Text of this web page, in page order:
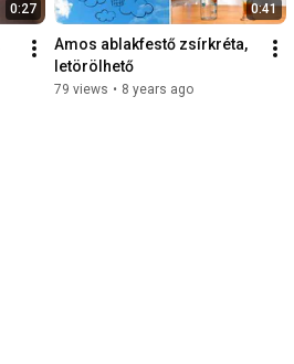
0:27 0:41
Amos ablakfestő zsírkréta,
letörölhető
79 views • 8 years ago